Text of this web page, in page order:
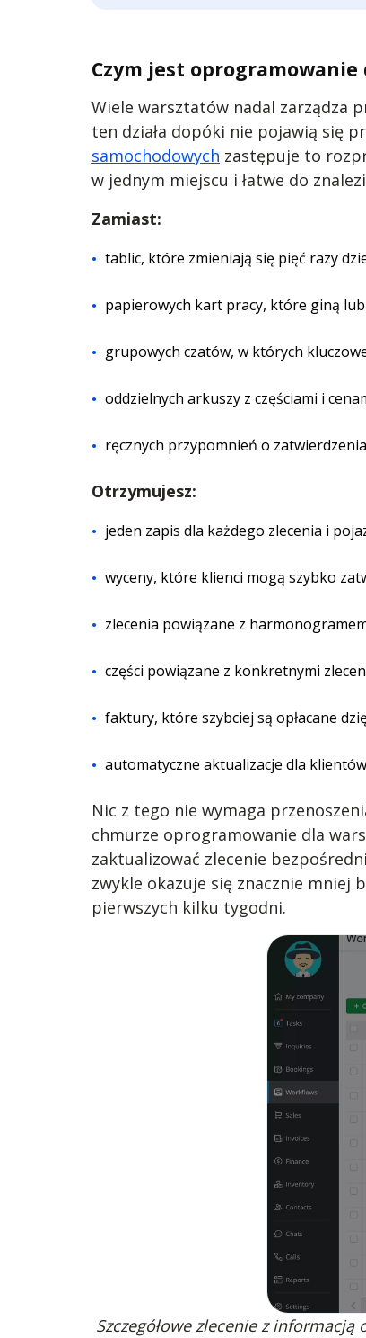
Czym jest
Wiele warsztatów nadal zarządza
ten działa dopóki nie pojawią się
samochodowych zastępuje to
w jednym miejscu i łatwe do
Zamiast:
tablic, które zmieniają się pięć razy
papierowych kart pracy, które giną
grupowych czatów, w których
oddzielnych arkuszy z częściami i
ręcznych przypomnień o
Otrzymujesz:
jeden zapis dla każdego zlecenia i
wyceny, które klienci mogą szybko
zlecenia powiązane z
części powiązane z konkretnymi
faktury, które szybciej są opłacane
automatyczne aktualizacje dla
Nic z tego nie wymaga
chmurze oprogramowanie dla
zaktualizować zlecenie
zwykle okazuje się znacznie mniej
pierwszych kilku tygodni.
Szczegółowe zlecenie z informacją